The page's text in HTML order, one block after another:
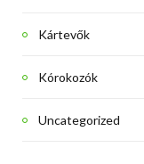
Kártevők
Kórokozók
Uncategorized